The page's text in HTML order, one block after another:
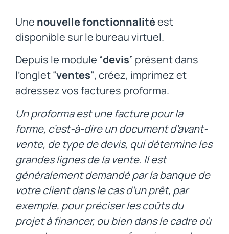
Une nouvelle fonctionnalitéest
disponible sur le bureau virtuel.
Depuis le module “devis” présent dans
l’onglet “ventes“, créez, imprimez et
adressez vos factures proforma.
Un proforma est une facture pour la
forme, c’est-à-dire un document d’avant-
vente, de type de devis, qui détermine les
grandes lignes de la vente. Il est
généralement demandé par la banque de
votre client dans le cas d’un prêt, par
exemple, pour préciser les coûts du
projet à financer, ou bien dans le cadre où